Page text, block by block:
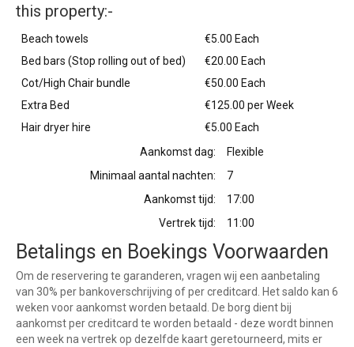
this property:-
Beach towels
€5.00 Each
Bed bars (Stop rolling out of bed)
€20.00 Each
Cot/High Chair bundle
€50.00 Each
Extra Bed
€125.00 per Week
Hair dryer hire
€5.00 Each
Aankomst dag:
Flexible
Minimaal aantal nachten:
7
Aankomst tijd:
17:00
Vertrek tijd:
11:00
Betalings en Boekings Voorwaarden
Om de reservering te garanderen, vragen wij een aanbetaling
van 30% per bankoverschrijving of per creditcard. Het saldo kan 6
weken voor aankomst worden betaald. De borg dient bij
aankomst per creditcard te worden betaald - deze wordt binnen
een week na vertrek op dezelfde kaart geretourneerd, mits er